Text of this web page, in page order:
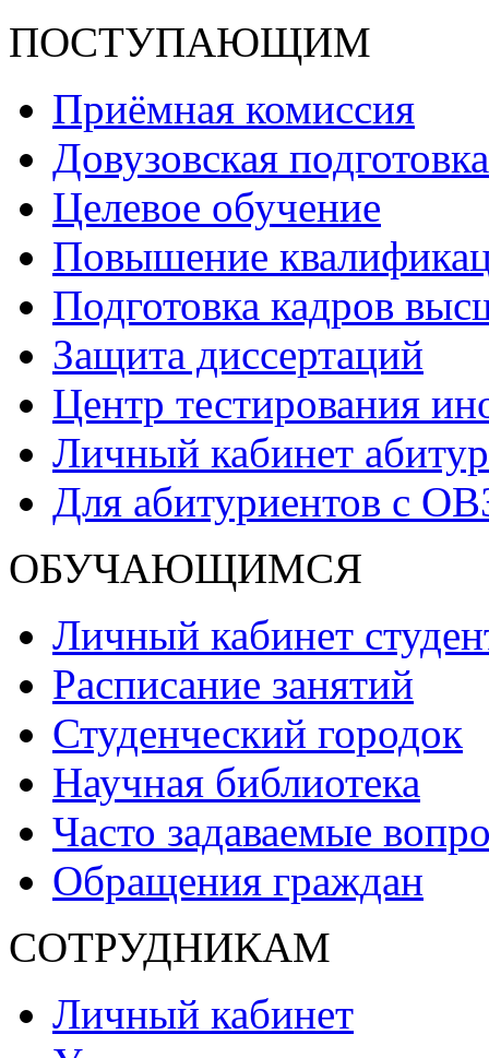
ПОСТУПАЮЩИМ
Приёмная комиссия
Довузовская подготовка
Целевое обучение
Повышение
Подготовка кадров
Защита диссертаций
Центр тестирования
Личный кабинет
Для абитуриентов с
ОБУЧАЮЩИМСЯ
Личный кабинет
Расписание занятий
Студенческий городок
Научная библиотека
Часто задаваемые
Обращения граждан
СОТРУДНИКАМ
Личный кабинет